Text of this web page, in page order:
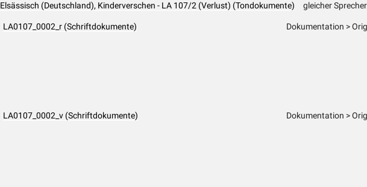
Elsässisch (Deutschland), Kinderverschen - LA 107/2 (Verlust) (Tondokumente) gleicher
LA0107_0002_r (Schriftdokumente) Dokumentation >
LA0107_0002_v (Schriftdokumente) Dokumentation >